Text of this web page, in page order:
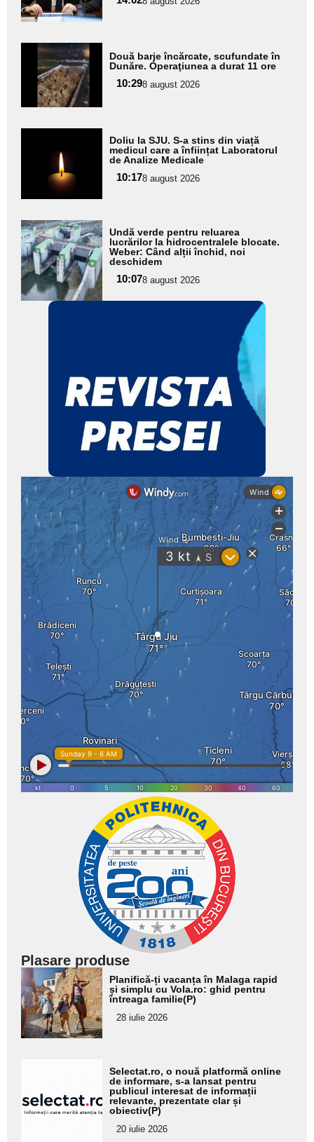
Adaugă
aici textul
pentru
subtitlu
Două barje încărcate, scufundate în
Dunăre. Operaţiunea a durat 11 ore
10:298 august 2026
aici textul
pentru
subtitlu
Doliu la SJU. S-a stins din viață
medicul care a înființat Laboratorul
de Analize Medicale
10:178 august 2026
Adaugă
aici textul
pentru
subtitlu
Undă verde pentru reluarea
lucrărilor la hidrocentralele blocate.
Weber: Când alții închid, noi
deschidem
10:078 august 2026
Plasare produse
Adaugă
aici textul
pentru
subtitlu
Planifică-ți vacanța în Malaga rapid
și simplu cu Vola.ro: ghid pentru
întreaga familie(P)
28 iulie 2026
pentru
subtitlu
Selectat.ro, o nouă platformă online
de informare, s-a lansat pentru
publicul interesat de informații
relevante, prezentate clar și
obiectiv(P)
20 iulie 2026